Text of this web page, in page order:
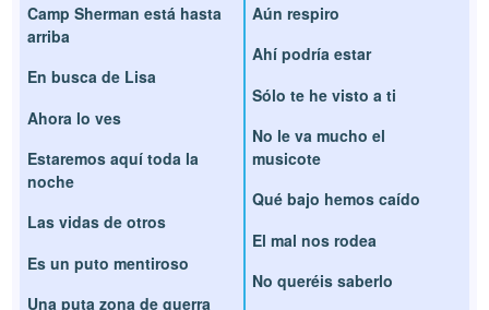
Camp Sherman está hasta
arriba
En busca de Lisa
Ahora lo ves
Estaremos aquí toda la
noche
Las vidas de otros
Es un puto mentiroso
Una puta zona de guerra
Aún respiro
Ahí podría estar
Sólo te he visto a ti
No le va mucho el
musicote
Qué bajo hemos caído
El mal nos rodea
No queréis saberlo